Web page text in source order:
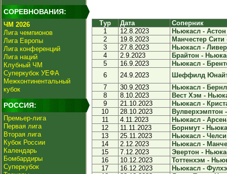
СОРЕВНОВАНИЯ:
ЧМ 2026
Лига чемпионов
Лига Европы
Лига конференций
Лига наций
Клубный ЧМ
Суперкубок УЕФА
Межконтинентальный
кубок
РОССИЯ:
Премьер-лига
Первая лига
Вторая лига
Кубок России
Календарь
Бомбардиры
Суперкубок
Тур Дата
Соперник
1
12.8.2023
Ньюкасл -
2
19.8.2023
Манчестер
3
27.8.2023
Ньюкасл -
4
2.9.2023
Брайтон -
5
16.9.2023
Ньюкасл -
6
24.9.2023
Шеффилд
7
30.9.2023
Ньюкасл -
8
8.10.2023
Вест Хэм -
9
21.10.2023
Ньюкасл -
10
28.10.2023
Вулверхэмптон
11
4.11.2023
Ньюкасл -
12
11.11.2023
Борнмут -
13
25.11.2023
Ньюкасл -
14
2.12.2023
Ньюкасл -
15
7.12.2023
Эвертон -
16
10.12.2023
Тоттенхэм -
17
16.12.2023
Ньюкасл -